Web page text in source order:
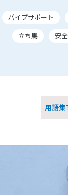
パイプサポート
立ち馬
安
用語集